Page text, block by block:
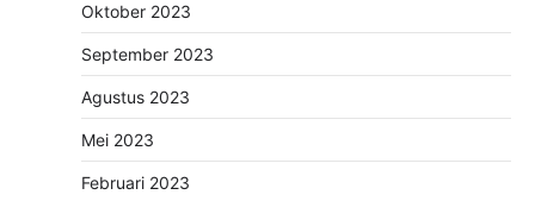
Oktober 2023
September 2023
Agustus 2023
Mei 2023
Februari 2023